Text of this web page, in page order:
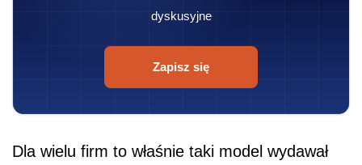
dyskusyjne
Zapisz się
Dla wielu firm to właśnie taki model wydawał